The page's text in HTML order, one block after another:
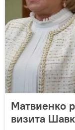
Матвиенко
визита